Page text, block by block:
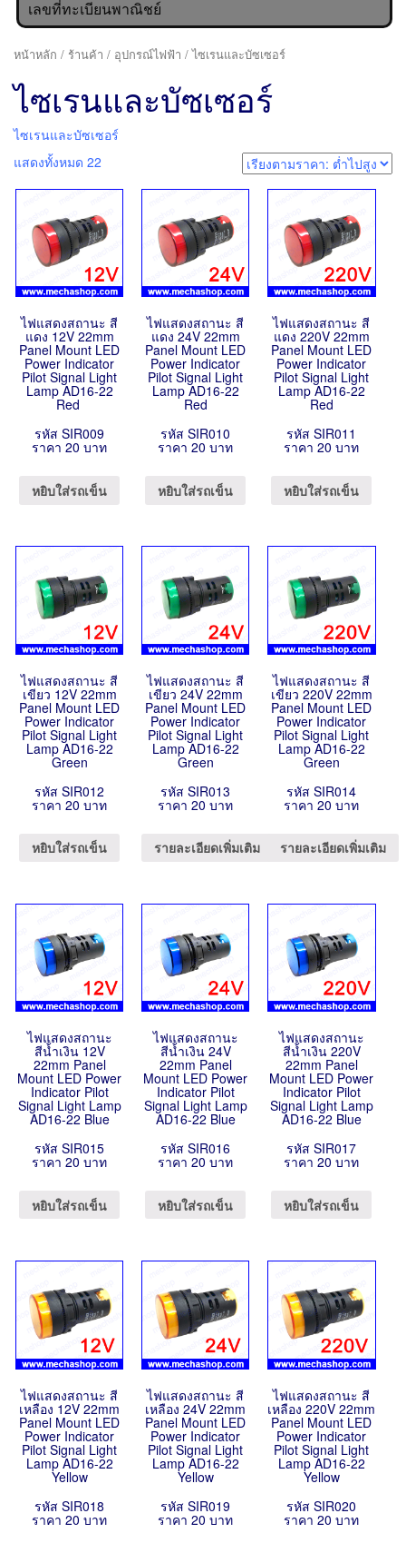
เลขที่ทะเบียนพาณิชย์
หน้าหลัก / ร้านค้า / อุปกรณ์ไฟฟ้า / ไซเรนและบัซเซอร์
ไซเรนและบัซเซอร์
ไซเรนและบัซเซอร์
แสดงทั้งหมด 22
ไฟแสดงสถานะ สี
แดง 12V 22mm
Panel Mount LED
Power Indicator
Pilot Signal Light
Lamp AD16-22
Red
รหัส SIR009
ราคา 20 บาท
หยิบใส่รถเข็น
ไฟแสดงสถานะ สี
แดง 24V 22mm
Panel Mount LED
Power Indicator
Pilot Signal Light
Lamp AD16-22
Red
รหัส SIR010
ราคา 20 บาท
หยิบใส่รถเข็น
ไฟแสดงสถานะ สี
แดง 220V 22mm
Panel Mount LED
Power Indicator
Pilot Signal Light
Lamp AD16-22
Red
รหัส SIR011
ราคา 20 บาท
หยิบใส่รถเข็น
ไฟแสดงสถานะ สี
เขียว 12V 22mm
Panel Mount LED
Power Indicator
Pilot Signal Light
Lamp AD16-22
Green
รหัส SIR012
ราคา 20 บาท
หยิบใส่รถเข็น
ไฟแสดงสถานะ สี
เขียว 24V 22mm
Panel Mount LED
Power Indicator
Pilot Signal Light
Lamp AD16-22
Green
รหัส SIR013
ราคา 20 บาท
รายละเอียดเพิ่มเติม
ไฟแสดงสถานะ สี
เขียว 220V 22mm
Panel Mount LED
Power Indicator
Pilot Signal Light
Lamp AD16-22
Green
รหัส SIR014
ราคา 20 บาท
รายละเอียดเพิ่มเติม
ไฟแสดงสถานะ
สีน้ำเงิน 12V
22mm Panel
Mount LED Power
Indicator Pilot
Signal Light Lamp
AD16-22 Blue
รหัส SIR015
ราคา 20 บาท
หยิบใส่รถเข็น
ไฟแสดงสถานะ
สีน้ำเงิน 24V
22mm Panel
Mount LED Power
Indicator Pilot
Signal Light Lamp
AD16-22 Blue
รหัส SIR016
ราคา 20 บาท
หยิบใส่รถเข็น
ไฟแสดงสถานะ
สีน้ำเงิน 220V
22mm Panel
Mount LED Power
Indicator Pilot
Signal Light Lamp
AD16-22 Blue
รหัส SIR017
ราคา 20 บาท
หยิบใส่รถเข็น
ไฟแสดงสถานะ สี
เหลือง 12V 22mm
Panel Mount LED
Power Indicator
Pilot Signal Light
Lamp AD16-22
Yellow
รหัส SIR018
ราคา 20 บาท
ไฟแสดงสถานะ สี
เหลือง 24V 22mm
Panel Mount LED
Power Indicator
Pilot Signal Light
Lamp AD16-22
Yellow
รหัส SIR019
ราคา 20 บาท
ไฟแสดงสถานะ สี
เหลือง 220V 22mm
Panel Mount LED
Power Indicator
Pilot Signal Light
Lamp AD16-22
Yellow
รหัส SIR020
ราคา 20 บาท